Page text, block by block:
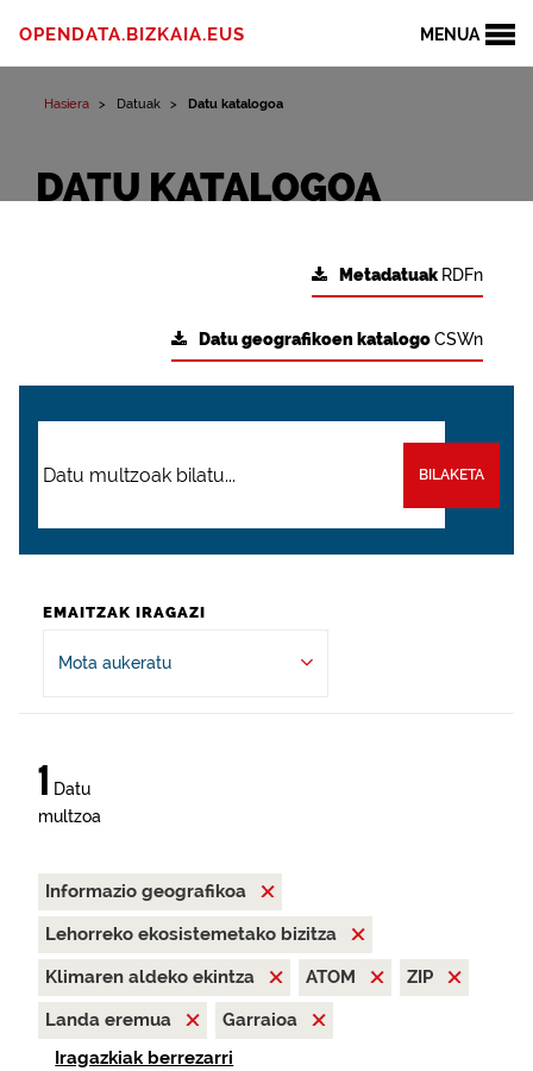
MENUA
OPENDATA.BIZKAIA.EUS
Hasiera Datuak Datu katalogoa
DATU KATALOGOA
Metadatuak RDFn
Datu geografikoen katalogoCSWn
BILAKETA
EMAITZAK IRAGAZI
Mota aukeratu
1 Datu
multzoa
Informazio geografikoa
Lehorreko ekosistemetako bizitza
Klimaren aldeko ekintza
ATOM
ZIP
Landa eremua
Garraioa
Iragazkiak berrezarri